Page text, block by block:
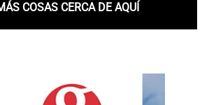
COSAS CERCA DE AQUÍ